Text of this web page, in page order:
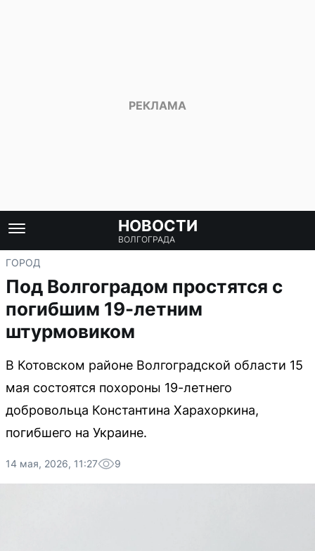
НОВОСТИ
ВОЛГОГРАДА
ГОРОД
Под Волгоградом простятся с
погибшим 19-летним
штурмовиком
В Котовском районе Волгоградской области 15
мая состоятся похороны 19-летнего
добровольца Константина Харахоркина,
погибшего на Украине.
14 мая, 2026, 11:27 9